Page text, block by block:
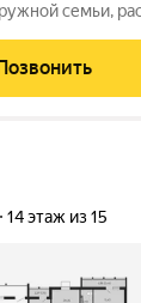
семьи,
вид на город в
все
14 этаж из 15